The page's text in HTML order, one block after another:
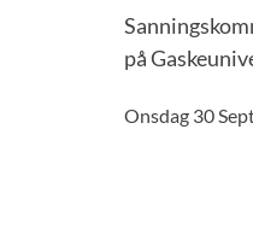
på
Onsdag 30